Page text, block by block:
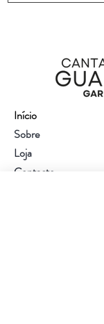
Início
Sobre
Loja
Contacto